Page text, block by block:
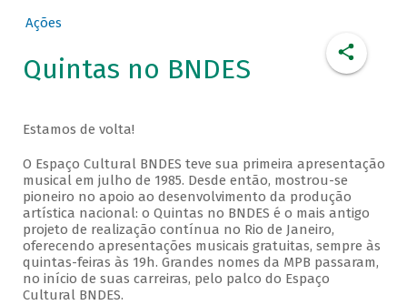
Ações
Quintas no BNDES
Estamos de volta!
O Espaço Cultural BNDES teve sua primeira apresentação
musical em julho de 1985. Desde então, mostrou-se
pioneiro no apoio ao desenvolvimento da produção
artística nacional: o Quintas no BNDES é o mais antigo
projeto de realização contínua no Rio de Janeiro,
oferecendo apresentações musicais gratuitas, sempre às
quintas-feiras às 19h. Grandes nomes da MPB passaram,
no início de suas carreiras, pelo palco do Espaço
Cultural BNDES.